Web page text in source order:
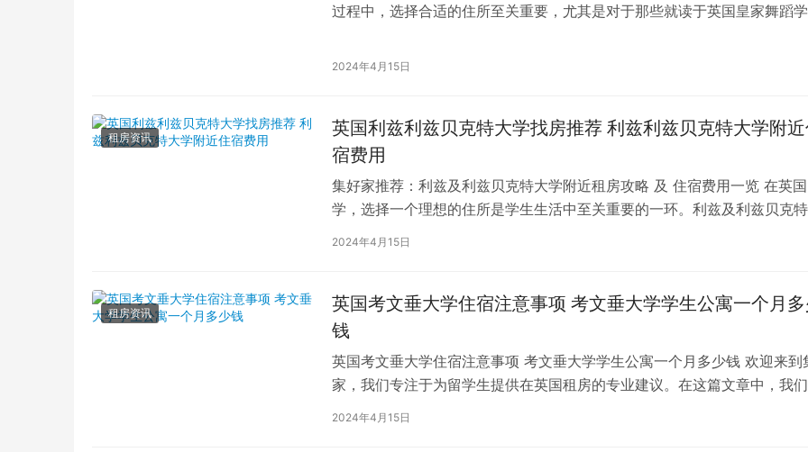
过程中，选择合适的住所至关重要，尤其是对于那些就读于英国皇家舞蹈学
2024年4月15日
租房资讯
英国利兹利兹贝克特大学找房推荐 利兹利兹贝克特大学附
宿费用
集好家推荐：利兹及利兹贝克特大学附近租房攻略 及 住宿费用一览 在英
学，选择一个理想的住所是学生生活中至关重要的一环。利兹及利兹贝克特
学（以下简称利兹贝大）作为英国一所卓越的…
2024年4月15日
租房资讯
英国考文垂大学住宿注意事项 考文垂大学学生公寓一个月
钱
英国考文垂大学住宿注意事项 考文垂大学学生公寓一个月多少钱 欢迎来到
家，我们专注于为留学生提供在英国租房的专业建议。在这篇文章中，我们
深入探讨英国考文垂大学住宿的注意事项，以…
2024年4月15日